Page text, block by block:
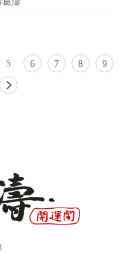
5 6 7 8 9